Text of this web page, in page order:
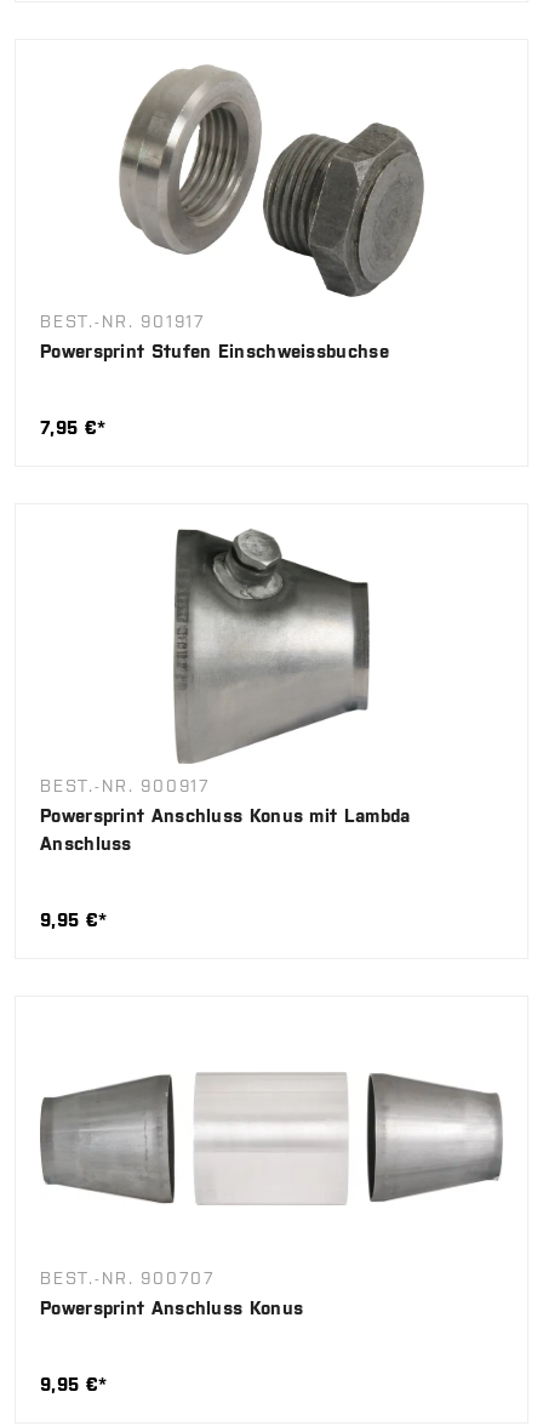
BEST.-NR. 901917
Powersprint Stufen Einschweissbuchse
7,95 €*
BEST.-NR. 900917
Powersprint Anschluss Konus mit Lambda
Anschluss
9,95 €*
BEST.-NR. 900707
Powersprint Anschluss Konus
9,95 €*